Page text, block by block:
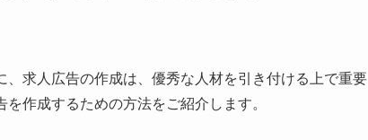
求人広告の作成は、優秀な人材を引き付ける上で重要
作成するための方法をご紹介します。